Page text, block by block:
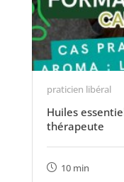
praticien libéral
Huiles
thérapeute
10 min